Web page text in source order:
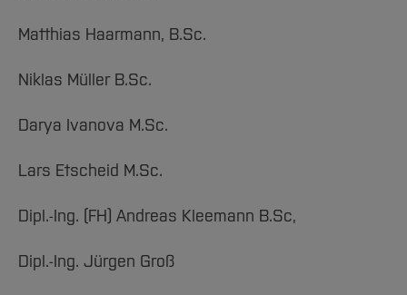
Matthias Haarmann, B.Sc.
Niklas Müller B.Sc.
Darya Ivanova M.Sc.
Lars Etscheid M.Sc.
Dipl.-Ing. (FH) Andreas Kleemann B.Sc,
Dipl.-Ing. Jürgen Groß